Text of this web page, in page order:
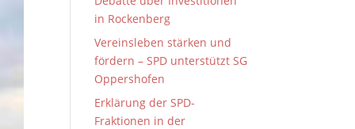
in Rockenberg
Vereinsleben stärken und
fördern – SPD unterstützt SG
Oppershofen
Erklärung der SPD-
Fraktionen in der